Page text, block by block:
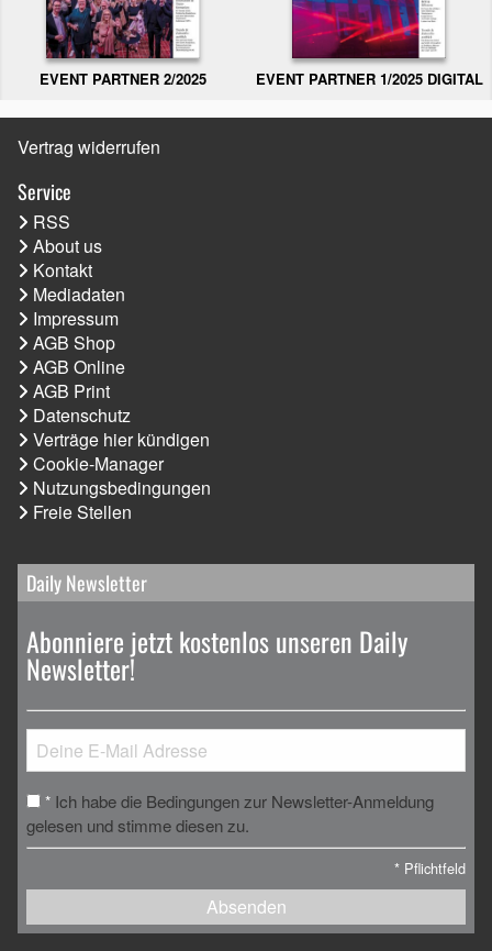
EVENT PARTNER 2/2025 EVENT PARTNER 1/2025 DIGITAL
Vertrag widerrufen
Service
RSS
About us
Kontakt
Mediadaten
Impressum
AGB Shop
AGB Online
AGB Print
Datenschutz
Verträge hier kündigen
Cookie-Manager
Nutzungsbedingungen
Freie Stellen
Daily Newsletter
Abonniere jetzt kostenlos unseren Daily
Newsletter!
* Ich habe die Bedingungen zur Newsletter-Anmeldung
gelesen und stimme diesen zu.
* Pflichtfeld
Absenden